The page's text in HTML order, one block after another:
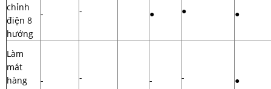
chỉnh
điện 8
hướng
- - ● ● ●
Làm
mát
hàng
- - - - ●